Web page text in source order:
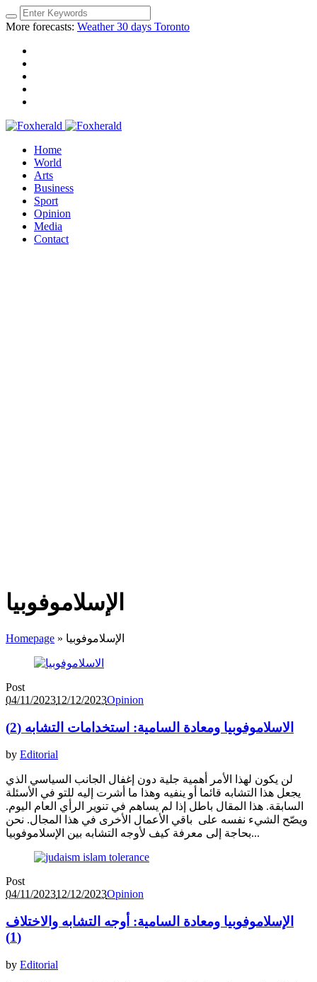
More forecasts: Weather 30 days Toronto
Home
World
Arts
Business
Sport
Opinion
Media
Contact
الإسلاموفوبيا
Homepage » الإسلاموفوبيا
Post
04/11/202312/12/2023Opinion
الاسلاموفوبيا ومعادة السامية: استخدامات التشابه (2)
by Editorial
لن يكون لهذا الأمر أهمية جلية دون إغفال الجانب السياسي الذي
يجعل هذا التشابه قائما أو ينفيه وهذا ما أشرت إليه للتو في الأسئلة
السابقة. هذا المقال باطل إذا لم يساهم في تنوير الرأي العام اليوم.
ويصّح الشيء نفسه على باقي الأعمال الأخرى في هذا المجال. نحن
بحاجة إلى معرفة كيف لأوجه التشابه بين الإسلاموفوبيا...
Post
04/11/202312/12/2023Opinion
الإسلاموفوبيا ومعادة السامية: أوجه التشابه والاختلاف
(1)
by Editorial